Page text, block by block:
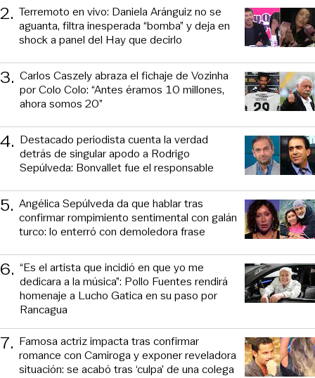
2. Terremoto en vivo: Daniela Aránguiz no se
aguanta, filtra inesperada “bomba” y deja en
shock a panel del Hay que decirlo
3. Carlos Caszely abraza el fichaje de Vozinha
por Colo Colo: “Antes éramos 10 millones,
ahora somos 20”
4. Destacado periodista cuenta la verdad
detrás de singular apodo a Rodrigo
Sepúlveda: Bonvallet fue el responsable
5. Angélica Sepúlveda da que hablar tras
confirmar rompimiento sentimental con galán
turco: lo enterró con demoledora frase
6. “Es el artista que incidió en que yo me
dedicara a la música”: Pollo Fuentes rendirá
homenaje a Lucho Gatica en su paso por
Rancagua
7. Famosa actriz impacta tras confirmar
romance con Camiroga y exponer reveladora
situación: se acabó tras ‘culpa’ de una colega